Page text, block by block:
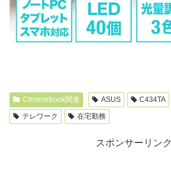
Chromebook関連 ASUS C434TA
テレワーク
在宅勤務
スポンサーリンク